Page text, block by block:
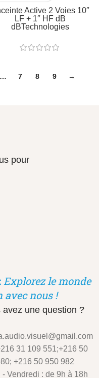
Active 2 Voies 10″
LF + 1″ HF dB
dBTechnologies
… 7 8 9 →
pour
Explorez le monde
avec nous !
avez une question ?
31 109 551;+216 50
+216 50 950 982
- Vendredi : de 9h à 18h